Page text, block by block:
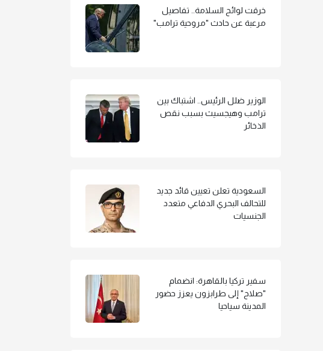
خرقت لوائح السلامة.. تفاصيل
مرعبة عن حادث "مروحية ترامب"
الوزير ضلل الرئيس.. اشتباك بين
ترامب وهيجسيث بسبب نقص
الذخائر
السعودية تعلن تعيين قائد جديد
للتحالف البحري الدفاعي متعدد
الجنسيات
سفير تركيا بالقاهرة: انضمام
"صلاح" إلى طرابزون يعزز حضور
المدينة سياحيا